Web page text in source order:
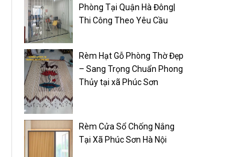
Phòng Tại Quận Hà Đông|
Thi Công Theo Yêu Cầu
Rèm Hạt Gỗ Phòng Thờ Đẹp
– Sang Trọng Chuẩn Phong
Thủy tại xã Phúc Sơn
Rèm Cửa Sổ Chống Nắng
Tại Xã Phúc Sơn Hà Nội